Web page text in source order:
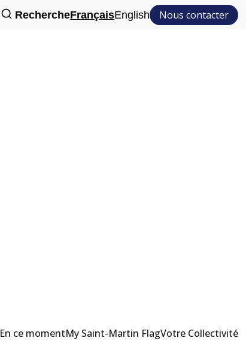
RechercheFrançaisEnglish Nous contacter
En ce momentMy Saint-Martin FlagVotre Collectivité